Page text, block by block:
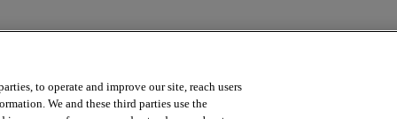
course? Contact us by emailingonline.training@intersystems.com
to operate and improve our site, reach users
We and these third parties use the